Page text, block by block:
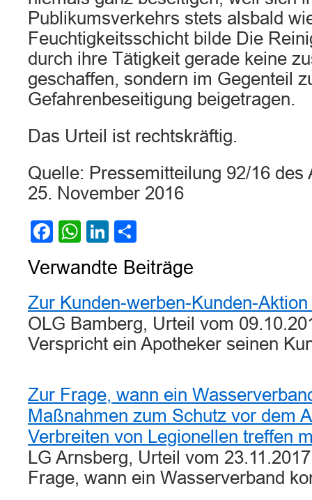
Publikumsverkehrs stets alsbald
Feuchtigkeitsschicht bilde Die
durch ihre Tätigkeit gerade keine
geschaffen, sondern im Gegenteil
Gefahrenbeseitigung beigetragen.
Das Urteil ist rechtskräftig.
Quelle: Pressemitteilung 92/16 des
25. November 2016
Facebook
WhatsApp
LinkedIn
Verwandte Beiträge
Zur Kunden-werben-Kunden-
OLG Bamberg, Urteil vom
Verspricht ein Apotheker seinen
Zur Frage, wann ein
Maßnahmen zum Schutz vor dem
Verbreiten von Legionellen treffen
LG Arnsberg, Urteil vom
Frage, wann ein Wasserverband